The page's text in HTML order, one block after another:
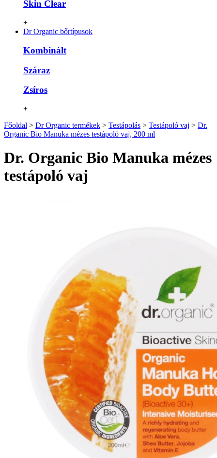
Skin Clear
+
Dr Organic bőrtípusok
Kombinált
Száraz
Zsíros
+
Főoldal > Dr Organic termékek > Testápolás > Testápoló vaj > Dr.
Organic Bio Manuka mézes testápoló vaj, 200 ml
Dr. Organic Bio Manuka mézes
testápoló vaj